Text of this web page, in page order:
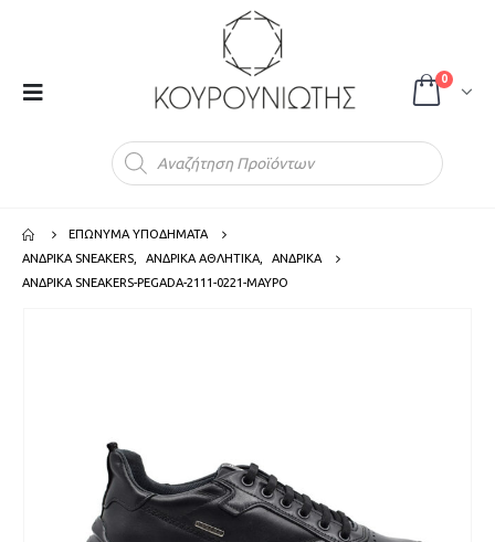
0
ΕΠΩΝΥΜΑ ΥΠΟΔΗΜΑΤΑ
ΑΝΔΡΙΚΑ SNEAKERS
ΑΝΔΡΙΚΑ ΑΘΛΗΤΙΚΑ
ΑΝΔΡΙΚΑ
ΑΝΔΡΙΚΑ SNEAKERS-PEGADA-2111-0221-ΜΑΥΡΟ